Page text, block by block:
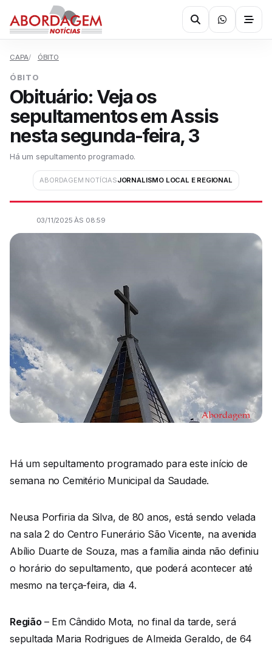
CAPA ÓBITO
ÓBITO
Obituário: Veja os
sepultamentos em Assis
nesta segunda-feira, 3
Há um sepultamento programado.
ABORDAGEM NOTÍCIASJORNALISMO LOCAL E REGIONAL
03/11/2025 ÀS 08:59
Há um sepultamento programado para este início de
semana no Cemitério Municipal da Saudade.
Neusa Porfiria da Silva, de 80 anos, está sendo velada
na sala 2 do Centro Funerário São Vicente, na avenida
Abílio Duarte de Souza, mas a família ainda não definiu
o horário do sepultamento, que poderá acontecer até
mesmo na terça-feira, dia 4.
Região – Em Cândido Mota, no final da tarde, será
sepultada Maria Rodrigues de Almeida Geraldo, de 64